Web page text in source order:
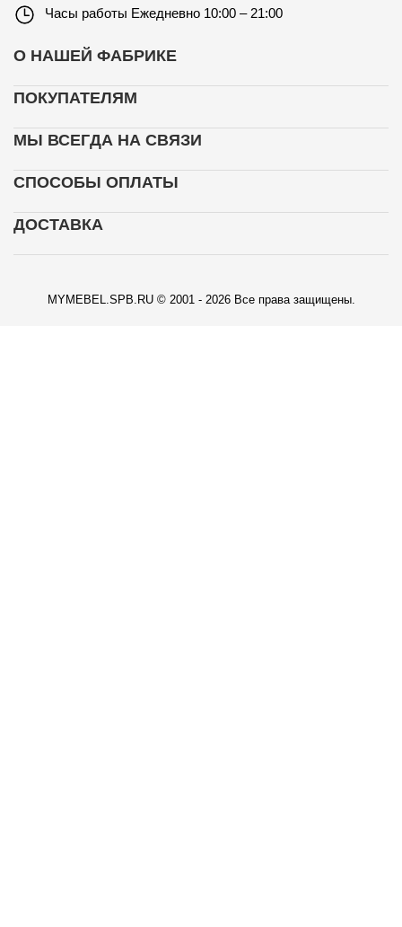
Часы работы Ежедневно 10:00 – 21:00
О НАШЕЙ ФАБРИКЕ
ПОКУПАТЕЛЯМ
МЫ ВСЕГДА НА СВЯЗИ
СПОСОБЫ ОПЛАТЫ
ДОСТАВКА
MYMEBEL.SPB.RU © 2001 - 2026 Все права защищены.